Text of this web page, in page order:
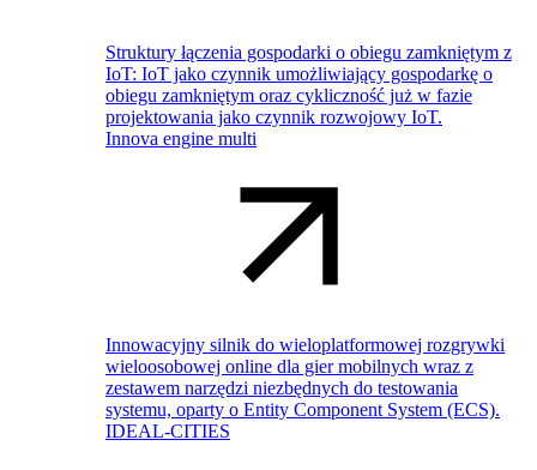
Struktury łączenia gospodarki o obiegu zamkniętym z
IoT: IoT jako czynnik umożliwiający gospodarkę o
obiegu zamkniętym oraz cykliczność już w fazie
projektowania jako czynnik rozwojowy IoT.
Innova engine multi
Innowacyjny silnik do wieloplatformowej rozgrywki
wieloosobowej online dla gier mobilnych wraz z
zestawem narzędzi niezbędnych do testowania
systemu, oparty o Entity Component System (ECS).
IDEAL-CITIES